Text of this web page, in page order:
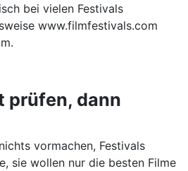
bei vielen Festivals
www.filmfestivals.com
prüfen, dann
vormachen, Festivals
sie wollen nur die besten Filme